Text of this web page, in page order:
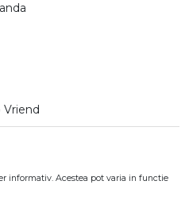
Vriend
informativ. Acestea pot varia in functie